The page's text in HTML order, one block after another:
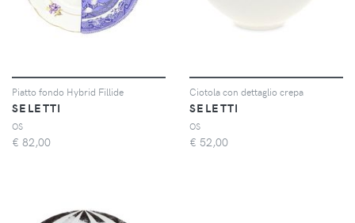
Piatto fondo Hybrid Fillide
SELETTI
OS
€ 82,00
Ciotola con dettaglio crepa
SELETTI
OS
€ 52,00